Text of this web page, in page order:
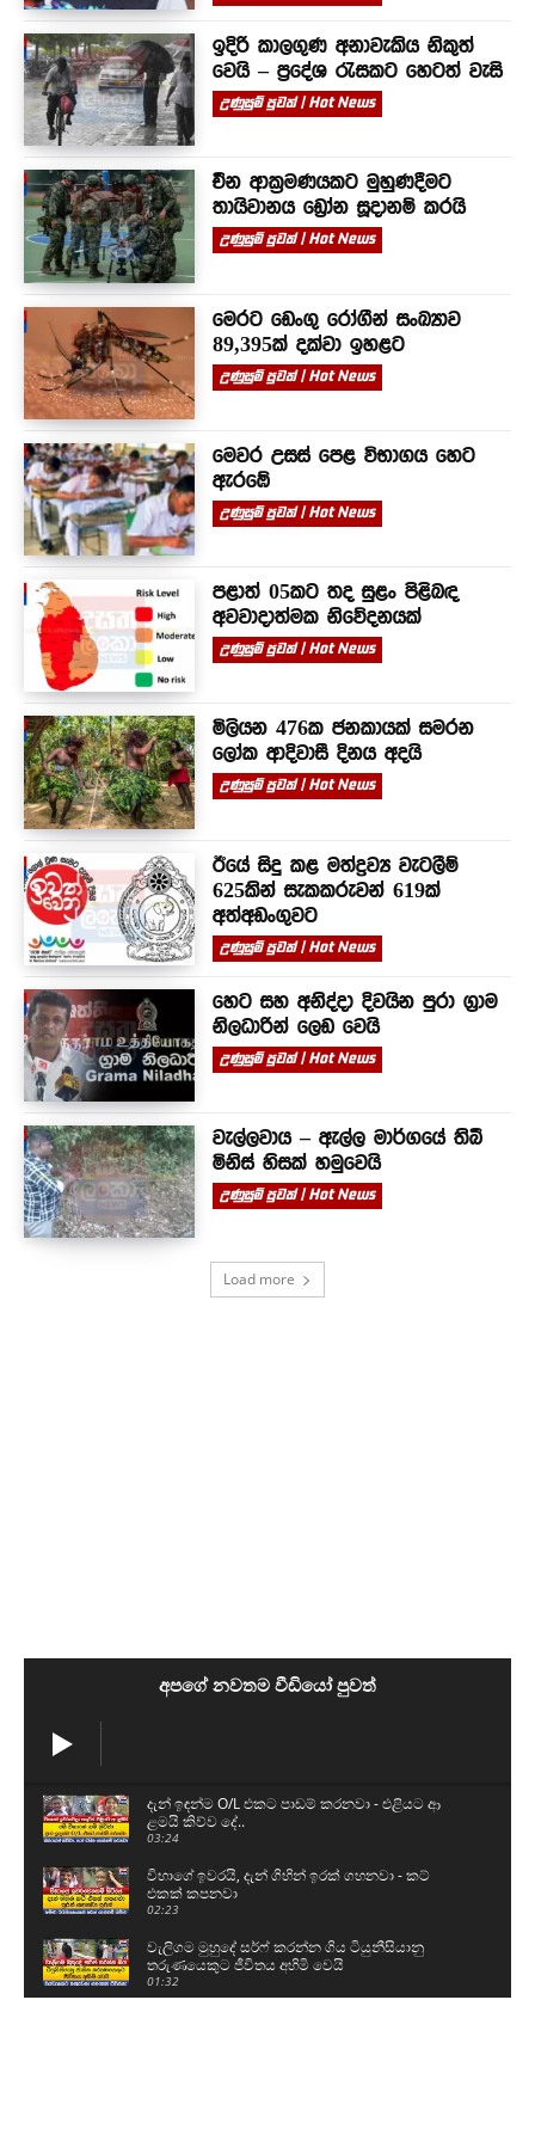
ඉදිරි කාලගුණ අනාවැකිය නිකුත්
වෙයි – ප්‍රදේශ රැසකට හෙටත් වැසි
උණුසුම් පුවත් | Hot News
චීන ආක්‍රමණයකට මුහුණදීමට
තායිවානය ඩ්‍රෝන සූදානම් කරයි
උණුසුම් පුවත් | Hot News
මෙරට ඩෙංගු රෝගීන් සංඛ්‍යාව
89,395ක් දක්වා ඉහළට
උණුසුම් පුවත් | Hot News
මෙවර උසස් පෙළ විභාගය හෙට
ඇරඹේ
උණුසුම් පුවත් | Hot News
පළාත් 05කට තද සුළං පිළිබඳ
අවවාදාත්මක නිවේදනයක්
උණුසුම් පුවත් | Hot News
මිලියන 476ක ජනකායක් සමරන
ලෝක ආදිවාසී දිනය අදයි
උණුසුම් පුවත් | Hot News
ඊයේ සිදු කළ මත්ද්‍රව්‍ය වැටලීම්
625කින් සැකකරුවන් 619ක්
අත්අඩංගුවට
උණුසුම් පුවත් | Hot News
හෙට සහ අනිද්දා දිවයින පුරා ග්‍රාම
නිලධාරින් ලෙඩ වෙයි
උණුසුම් පුවත් | Hot News
වැල්ලවාය – ඇල්ල මාර්ගයේ තිබී
මිනිස් හිසක් හමුවෙයි
උණුසුම් පුවත් | Hot News
Load more
අපගේ නවතම වීඩියෝ පුවත්
දැන් ඉඳන්ම O/L එකට පාඩම් කරනවා - එළියට ආ
ළමයි කිව්ව දේ..
03:24
විභාගේ ඉවරයි, දැන් ගිහින් ඉරක් ගහනවා - කට්
එකක් කපනවා
02:23
වැලිගම මුහුදේ සර්ෆ් කරන්න ගිය ටියුනීසියානු
තරුණයෙකුට ජීවිතය අහිමි වෙයි
01:32